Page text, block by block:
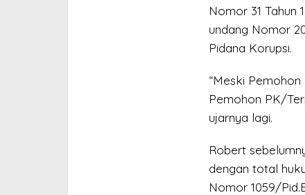
Nomor 31 Tahun
undang Nomor
Pidana Korupsi.
“Meski
Pemohon PK/
ujarnya lagi.
Robert
dengan total
Nomor 1059/